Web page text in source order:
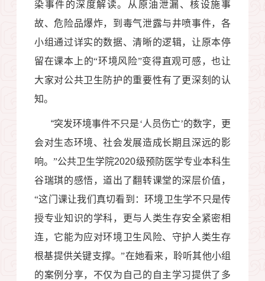
染事件的深度解读。从原油泄漏、核设施事
故、危险品爆炸，到毒气泄露与井喷事件，各
小组通过详实的数据、清晰的逻辑，让原本停
留在课本上的“环境风险”变得直观可感，也让
大家对公共卫生防护的重要性有了更深刻的认
知。
“突发环境事件不只是‘人员伤亡’的数字，更
会对生态环境、社会发展造成长期且深远的影
响。”公共卫生学院2020级预防医学专业本科生
谷瑞琪的感悟，道出了翻转课堂的深层价值，
“这门课让我们真切看到：环境卫生学不只是传
授专业知识的学科，更与人类生存安全紧密相
连，它能为应对环境卫生风险、守护人类生存
根基提供关键支撑。”在她看来，聆听其他小组
的案例分享，不仅为自己的自主学习提供了多